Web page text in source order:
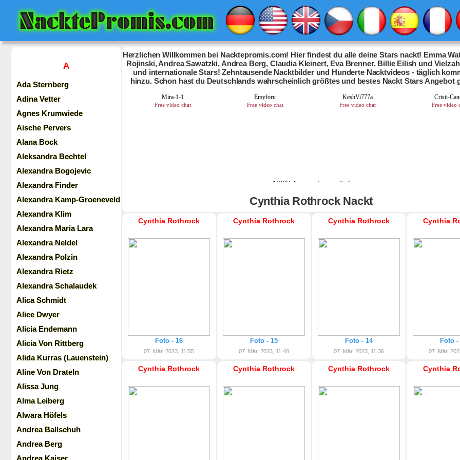
A
Ada Sternberg
Adina Vetter
Agnes Krumwiede
Aische Pervers
Alana Bock
Aleksandra Bechtel
Alexandra Bogojevic
Alexandra Finder
Alexandra Kamp-Groeneveld
Alexandra Klim
Alexandra Maria Lara
Alexandra Neldel
Alexandra Polzin
Alexandra Rietz
Alexandra Schalaudek
Alica Schmidt
Alice Dwyer
Alicia Endemann
Alicia Von Rittberg
Alida Kurras (Lauenstein)
Aline Von Drateln
Alissa Jung
Alma Leiberg
Alwara Höfels
Andrea Ballschuh
Andrea Berg
Andrea Kaiser
Herzlichen Willkommen bei Nacktepromis.com! Hier findest du alle deine Stars nackt! Emma
Rojinski, Andrea Sawatzki, Andrea Berg, Claudia Kleinert, Eva Brenner, Billie Eilish und
und internationale Stars! Zehntausende Nacktbilder und Hunderte Nacktvideos - täglich
hinzu. Schon hast du Deutschlands wahrscheinlich größtes und bestes Nackt Stars Angebot
Cynthia Rothrock Nackt
Cynthia Rothrock
Foto - 16
07. Mär. 2023, 11:55
Cynthia Rothrock
Foto - 15
07. Mär. 2023, 11:40
Cynthia Rothrock
Foto - 14
07. Mär. 2023, 11:36
Cynthia
Foto -
07. Mär.
Cynthia Rothrock Cynthia Rothrock Cynthia Rothrock Cynthia